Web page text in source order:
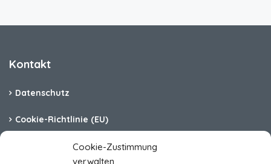
Cookie-Zustimmung
verwalten
Kontakt
Datenschutz
Cookie-Richtlinie (EU)
Barrierefreiheit